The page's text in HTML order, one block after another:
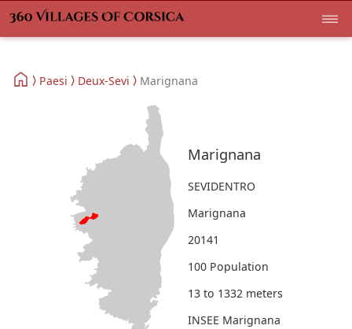
Paesi Deux-Sevi Marignana
Marignana
SEVIDENTRO
Marignana
20141
100 Population
13 to 1332 meters
INSEE Marignana